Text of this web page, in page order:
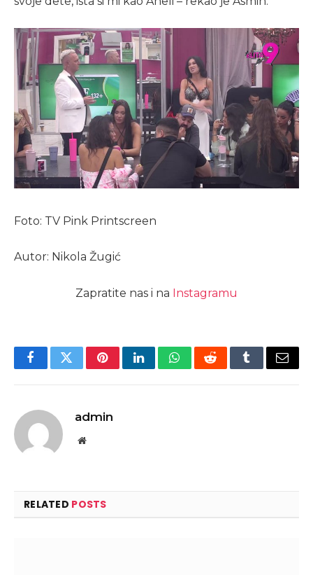
Foto: TV Pink Printscreen
Autor: Nikola Žugić
Zapratite nas i na Instagramu
FacebookTwitterPinterestLinkedInWhatsAppRedditTumblrEmail
admin
Website
RELATED POSTS